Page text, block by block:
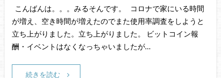
こんばんは。。。みるそんです。 コロナで家にいる時間
が増え、空き時間が増えたのでまた使用率調査をしようと
立ち上がりました。立ち上がりました。 ビットコイン報
酬・イベントはなくなっちゃいましたが…
続きを読む